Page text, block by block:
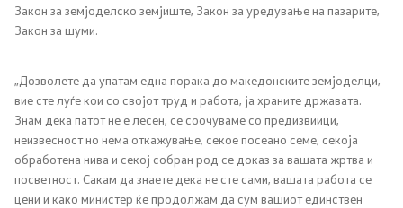
Јавни расправи / консултации
Легислатива
Легислатива
Програми
Закон за земјоделско земјиште, Закон за уредување на пазарите,
Закон за шуми.
„Дозволете да упатам една порака до македонските земјоделци,
вие сте луѓе кои со својот труд и работа, ја храните државата.
Знам дека патот не е лесен, се соочуваме со предизвиици,
неизвесност но нема откажување, секое посеано семе, секоја
обработена нива и секој собран род се доказ за вашата жртва и
посветност. Сакам да знаете дека не сте сами, вашата работа се
цени и како министер ќе продолжам да сум вашиот единствен